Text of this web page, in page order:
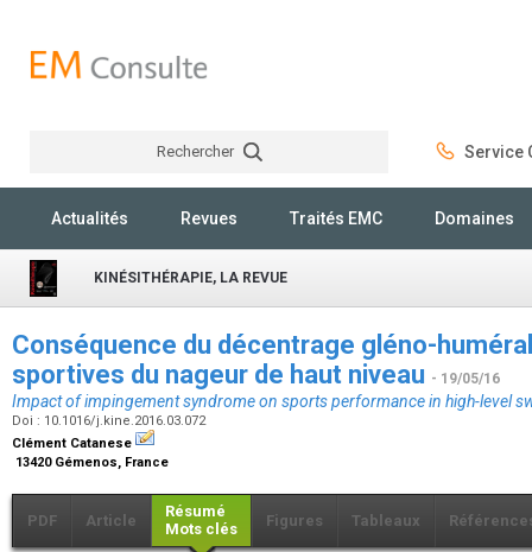
Rechercher Service
Actualités Revues Traités EMC Domaines
KINÉSITHÉRAPIE, LA REVUE
Conséquence du décentrage gléno-
sportives du nageur de haut niveau - 19/05/16
Impact of impingement syndrome on sports performance in high-level
Doi : 10.1016/j.kine.2016.03.072
Clément Catanese
13420 Gémenos, France
PDF Article
Résumé
Mots clés
Figures Tableaux